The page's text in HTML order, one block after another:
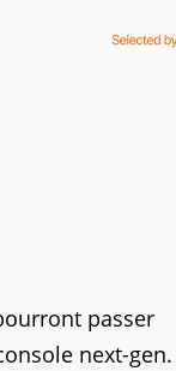
passer
next-gen.